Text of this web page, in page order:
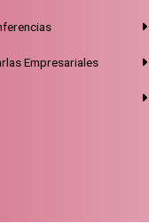
Empresariales